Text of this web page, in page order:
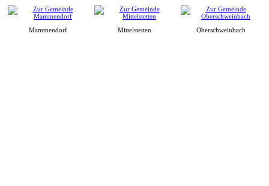
Mammendorf Mittelstetten Oberschweinbach